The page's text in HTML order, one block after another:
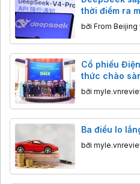
thời điểm ra
bởi From Beijing
Cổ phiếu
thức chào
tỷ đô
bởi
Ba điều lo
bởi